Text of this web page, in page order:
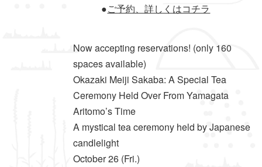
●ご予約、詳しくはコチラ
Now accepting reservations! (only 160
spaces available)
Okazaki Meiji Sakaba: A Special Tea
Ceremony Held Over From Yamagata
Aritomo’s Time
A mystical tea ceremony held by Japanese
candlelight
October 26 (Fri.)